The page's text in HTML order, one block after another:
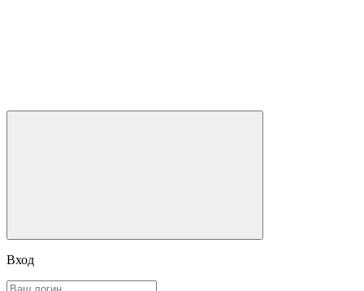
Вход